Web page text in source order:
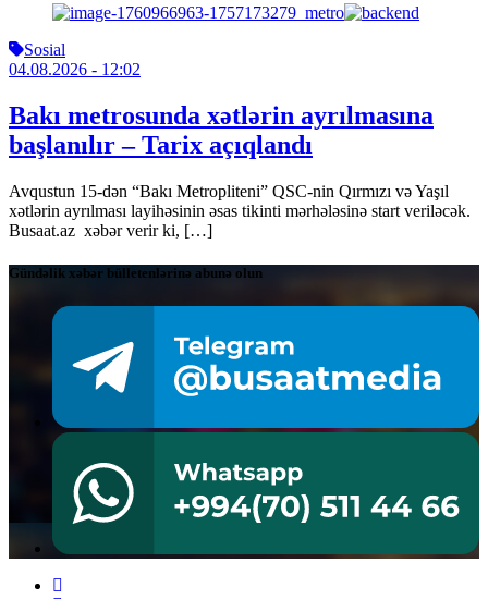
Sosial
04.08.2026 - 12:02
Bakı metrosunda xətlərin ayrılmasına
başlanılır – Tarix açıqlandı
Avqustun 15-dən “Bakı Metropliteni” QSC-nin Qırmızı və Yaşıl
xətlərin ayrılması layihəsinin əsas tikinti mərhələsinə start veriləcək.
Busaat.az xəbər verir ki, […]
Gündəlik xəbər bülletenlərinə abunə olun